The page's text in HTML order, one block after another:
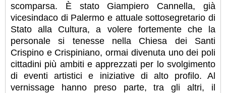
scomparsa. È stato Giampiero Cannella, già
vicesindaco di Palermo e attuale sottosegretario di
Stato alla Cultura, a volere fortemente che la
personale si tenesse nella Chiesa dei Santi
Crispino e Crispiniano, ormai divenuta uno dei poli
cittadini più ambiti e apprezzati per lo svolgimento
di eventi artistici e iniziative di alto profilo. Al
vernissage hanno preso parte, tra gli altri, il